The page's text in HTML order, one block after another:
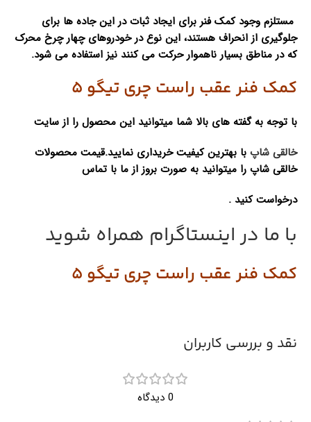
مستلزم وجود کمک فنر برای ایجاد ثبات در این جاده ها برای
جلوگیری از انحراف هستند، این نوع در خودروهای چهار چرخ محرک
که در مناطق بسیار ناهموار حرکت می کنند نیز استفاده می شود.
کمک فنر عقب راست چری تیگو 5
با توجه به گفته های بالا شما میتوانید این محصول را از سایت
خالقی شاپ با بهترین کیفیت خریداری نمایید.قیمت محصولات
خالقی شاپ را میتوانید به صورت بروز از ما با تماس
درخواست کنید .
با ما در اینستاگرام همراه شوید
کمک فنر عقب راست چری تیگو 5
نقد و بررسی کاربران
0 دیدگاه